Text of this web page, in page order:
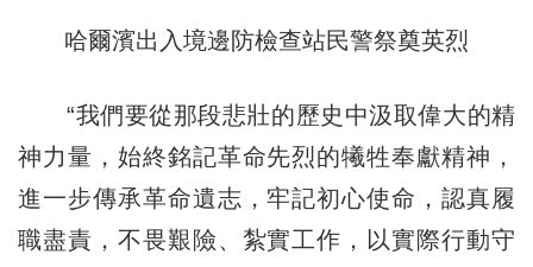
哈爾濱出入境邊防檢查站民警祭奠英烈
“我們要從那段悲壯的歷史中汲取偉大的精
神力量，始終銘記革命先烈的犧牲奉獻精神，
進一步傳承革命遺志，牢記初心使命，認真履
職盡責，不畏艱險、紮實工作，以實際行動守